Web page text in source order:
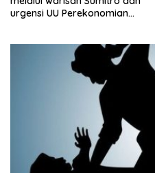
DEN Gaungkan GovTech, AI,